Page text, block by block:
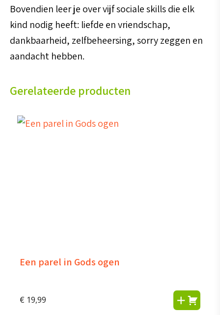
Bovendien leer je over vijf sociale skills die elk
kind nodig heeft: liefde en vriendschap,
dankbaarheid, zelfbeheersing, sorry zeggen en
aandacht hebben.
Gerelateerde producten
Een parel in Gods ogen
€ 19,99